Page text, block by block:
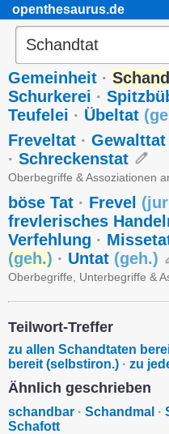
openthesaurus.de
Gemeinheit ·
Schurkerei ·
Teufelei · Übeltat (
Freveltat · Gewalttat
· Schreckenstat
Oberbegriffe & Assoziationen
böse Tat · Frevel (
frevlerisches
Verfehlung ·
(geh.) · Untat (geh.)
Oberbegriffe, Unterbegriffe &
Teilwort-Treffer
zu allen Schandtaten
bereit (selbstiron.) · zu
Ähnlich geschrieben
schandbar · Schandmal ·
Schafott